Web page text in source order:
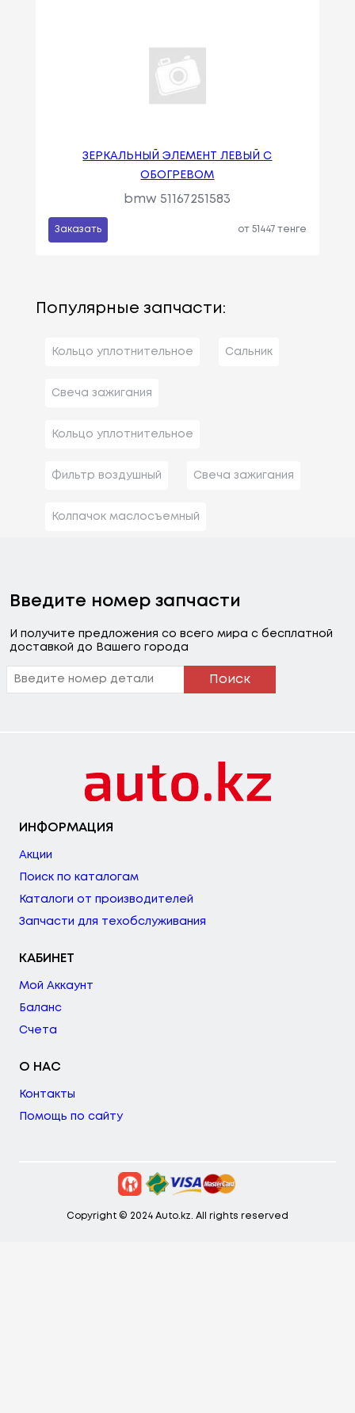
ЗЕРКАЛЬНЫЙ ЭЛЕМЕНТ ЛЕВЫЙ С
ОБОГРЕВОМ
bmw 51167251583
Заказать от 51447 тенге
Популярные запчасти:
Кольцо уплотнительное Сальник
Свеча зажигания
Кольцо уплотнительное
Фильтр воздушный Свеча зажигания
Колпачок маслосъемный
Введите номер запчасти
И получите предложения со всего мира с бесплатной
доставкой до Вашего города
Поиск
ИНФОРМАЦИЯ
Акции
Поиск по каталогам
Каталоги от производителей
Запчасти для техобслуживания
КАБИНЕТ
Мой Аккаунт
Баланс
Счета
О НАС
Контакты
Помощь по сайту
Copyright © 2024 Auto.kz. All rights reserved